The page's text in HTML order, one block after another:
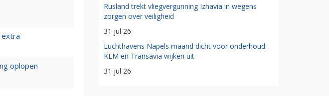
extra
oplopen
Rusland trekt vliegvergunning Izhavia in wegens
zorgen over veiligheid
31 jul 26
Luchthavens Napels maand dicht voor onderhoud:
KLM en Transavia wijken uit
31 jul 26